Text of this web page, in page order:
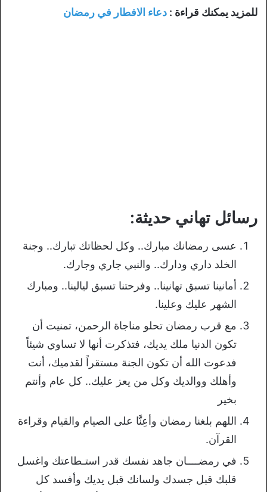
للمزيد يمكنك قراءة : دعاء الافطار في رمضان
رسائل تهاني حديثة:
عسى رمضانك مبارك.. وكل لحظاتك تبارك.. وجنة
الخلد داري ودارك.. والنبي جاري وجارك.
أمانينا تسبق تهانينا.. وفرحتنا تسبق ليالينا.. ومبارك
الشهر عليك وعلينا.
مع قرب رمضان تحلو مناجاة الرحمن، تمنيت أن
تكون الدنيا ملك يديك، فتذكرت أنها لا تساوي شيئاً
فدعوت الله أن تكون الجنة مستقراً لقدميك، أنت
وأهلك ووالديك وكل من يعز عليك.. كل عام وأنتم
بخير
اللهم بلغنا رمضان وأعِنَّا على الصيام والقيام وقراءة
القرآن.
في رمضــــان جاهد نفسك قدر استـطاعتك واغسل
قلبك قبل جسدك ولسانك قبل يديك وأفسد كل